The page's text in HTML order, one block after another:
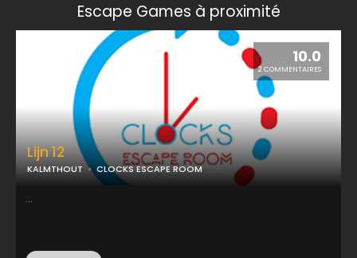
Escape Games à proximité
10.0
2 COMMENTAIRES
Lijn 12
KALMTHOUT CLOCKS ESCAPE ROOM
...